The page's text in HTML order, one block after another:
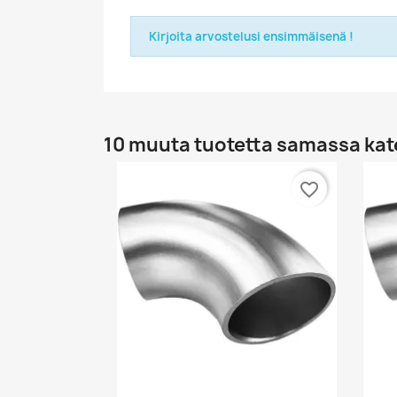
Kirjoita arvostelusi ensimmäisenä !
10 muuta tuotetta samassa
favorite_border